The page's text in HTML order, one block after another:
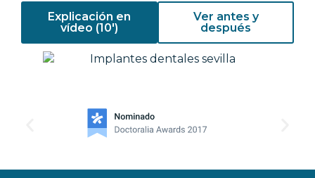
Explicación en
vídeo (10')
Ver antes y
después